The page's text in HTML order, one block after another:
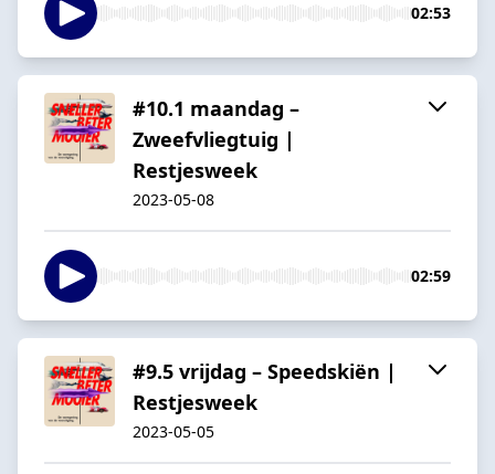
02:53
#10.1 maandag –
Zweefvliegtuig |
Restjesweek
2023-05-08
02:59
#9.5 vrijdag – Speedskiën |
Restjesweek
2023-05-05